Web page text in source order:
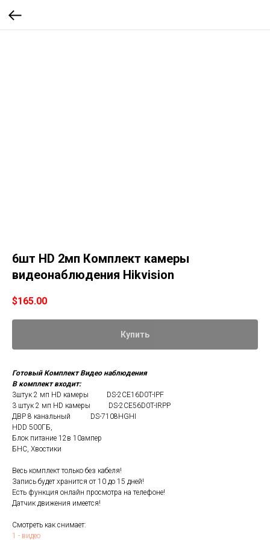
6шт HD 2мп Комплект камеры
видеонаблюдения Hikvision
$165.00
Купить
Готовый Комплект Видео наблюдения
В комплект входит:
3штук 2 мп HD камеры DS-2CE16D0T-IPF
3 штук 2 мп HD камеры DS-2CE56D0T-IRPP
ДВР 8 канальный DS-7108HGHI
HDD 500ГБ,
Блок питание 12в 10ампер
БНС, Хвостики
Весь комплект только без кабеля!
Запись будет хранится от 10 до 15 дней!
Есть функция онлайн просмотра на телефоне!
Датчик движения имеется!
Смотреть как снимает:
1 - видео